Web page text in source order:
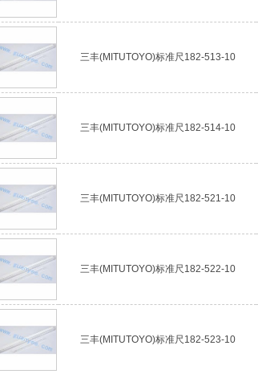
三丰(MITUTOYO)标准尺182-513-10
三丰(MITUTOYO)标准尺182-514-10
三丰(MITUTOYO)标准尺182-521-10
三丰(MITUTOYO)标准尺182-522-10
三丰(MITUTOYO)标准尺182-523-10